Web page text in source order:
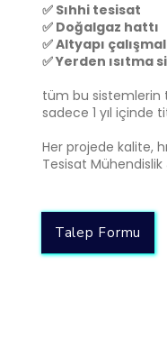
Talep Formu
✅ Sıhhi tesisat
✅ Doğalgaz hattı
✅ Altyapı
✅ Yerden ısıtma
tüm bu sistemlerin
sadece 1 yıl içinde
Her projede kalite,
Tesisat Mühendislik